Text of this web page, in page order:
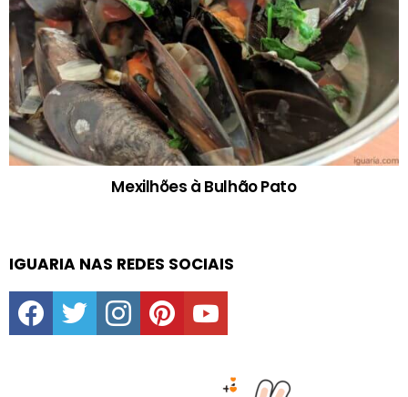
Mexilhões à Bulhão Pato
IGUARIA NAS REDES SOCIAIS
facebooktwitter instagrampinterestyoutube